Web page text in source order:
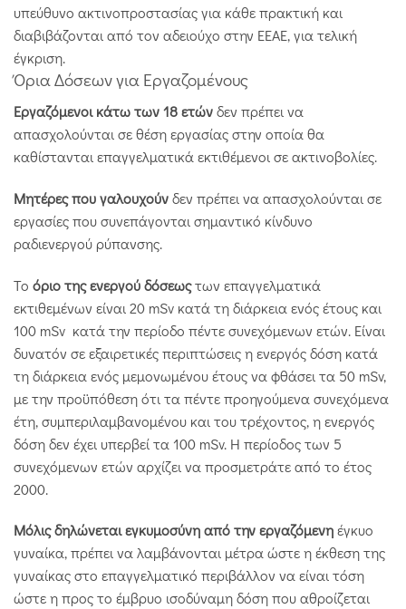
υπεύθυνο ακτινοπροστασίας για κάθε πρακτική και
διαβιβάζονται από τον αδειούχο στην ΕΕΑΕ, για τελική
έγκριση.
Όρια Δόσεων για Εργαζομένους
Εργαζόμενοι κάτω των 18 ετώνδεν πρέπει να
απασχολούνται σε θέση εργασίας στην οποία θα
καθίστανται επαγγελματικά εκτιθέμενοι σε ακτινοβολίες.
Μητέρες που γαλουχούνδεν πρέπει να απασχολούνται σε
εργασίες που συνεπάγονται σημαντικό κίνδυνο
ραδιενεργού ρύπανσης.
Το όριο της ενεργού δόσεωςτων επαγγελματικά
εκτιθεμένων είναι 20 mSv κατά τη διάρκεια ενός έτους και
100 mSv κατά την περίοδο πέντε συνεχόμενων ετών. Είναι
δυνατόν σε εξαιρετικές περιπτώσεις η ενεργός δόση κατά
τη διάρκεια ενός μεμονωμένου έτους να φθάσει τα 50 mSv,
με την προϋπόθεση ότι τα πέντε προηγούμενα συνεχόμενα
έτη, συμπεριλαμβανομένου και του τρέχοντος, η ενεργός
δόση δεν έχει υπερβεί τα 100 mSv. Η περίοδος των 5
συνεχόμενων ετών αρχίζει να προσμετράτε από το έτος
2000.
Μόλις δηλώνεται εγκυμοσύνη από την εργαζόμενηέγκυο
γυναίκα, πρέπει να λαμβάνονται μέτρα ώστε η έκθεση της
γυναίκας στο επαγγελματικό περιβάλλον να είναι τόση
ώστε η προς το έμβρυο ισοδύναμη δόση που αθροίζεται